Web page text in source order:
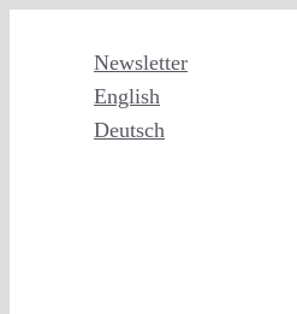
Newsletter
English
Deutsch